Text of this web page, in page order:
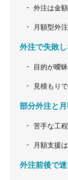
外注は金
月額型外
外注で失敗
目的が曖
見積もり
部分外注と
苦手な工
月額支援
外注前後で